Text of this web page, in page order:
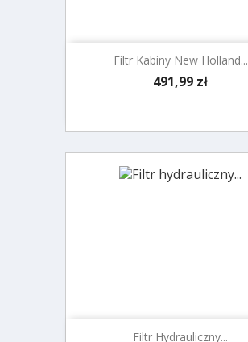
Filtr Kabiny New Holland...
Cena
491,99 zł
Filtr Hydrauliczny...